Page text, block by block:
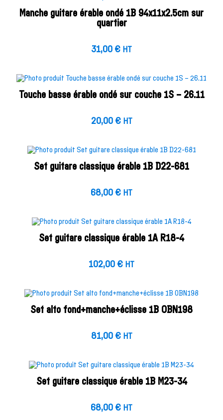
Manche guitare érable ondé 1B 94x11x2.5cm sur
quartier
31,00 € HT
Touche basse érable ondé sur couche 1S – 26.11
20,00 € HT
Set guitare classique érable 1B D22-681
68,00 € HT
Set guitare classique érable 1A R18-4
102,00 € HT
Set alto fond+manche+éclisse 1B OBN198
81,00 € HT
Set guitare classique érable 1B M23-34
68,00 € HT